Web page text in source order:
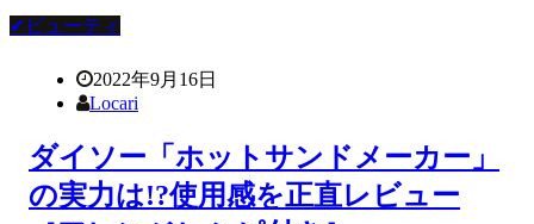
✔ビューティ
2022年9月16日
Locari
ダイソー「ホットサンドメーカー」
の実力は!?使用感を正直レビュー